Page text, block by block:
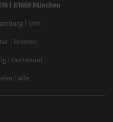
| 81669 München
Ulm
Bremen
Dortmund
Alle